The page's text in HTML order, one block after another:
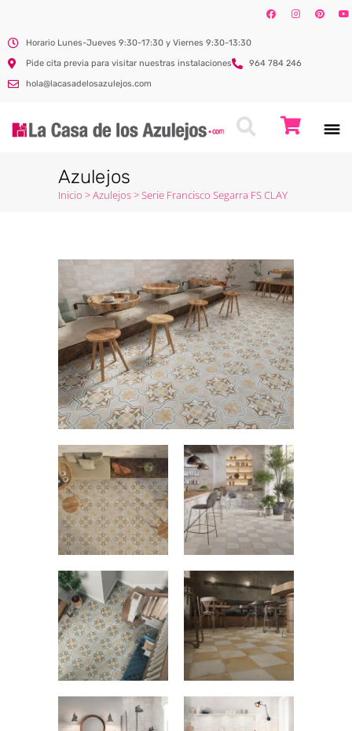
Horario Lunes-Jueves 9:30-17:30 y Viernes 9:30-13:30
Pide cita previa para visitar nuestras instalaciones
964 784 246
hola@lacasadelosazulejos.com
Azulejos
Inicio >Azulejos>Serie Francisco Segarra FS CLAY